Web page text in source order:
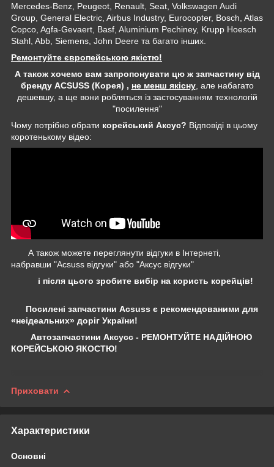
Mercedes-Benz, Peugeot, Renault, Seat, Volkswagen Audi
Group, General Electric, Airbus Industry, Eurocopter, Bosch, Atlas
Copco, Agfa-Gevaert, Basf, Aluminium Pechiney, Krupp Hoesch
Stahl, Abb, Siemens, John Deere та багато інших.
Ремонтуйте європейською якістю!
А також хочемо вам запропонувати цю ж запчастину від
бренду ACSUSS (Корея) , не менш якісну, але набагато
дешевшу, а ще вони робляться із застосуванням технологій
"посилення"
Чому потрібно обрати корейський Аксус? Відповіді в цьому
коротенькому відео:
А також можете переглянути відгуки в Інтернеті,
набравши "Acsuss відгуки" або "Аксус відгуки"
і після цього зробите вибір на користь корейців!
Посилені запчастини Acsuss є рекомендованими для
«неідеальних» доріг України!
Автозапчастини Аксусс - РЕМОНТУЙТЕ НАДІЙНОЮ
КОРЕЙСЬКОЮ ЯКОСТЮ!
Приховати
Характеристики
Основні